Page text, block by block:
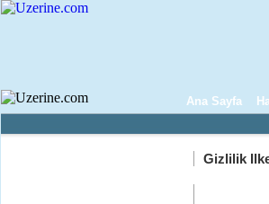
Ana Sayfa
Gizlilik